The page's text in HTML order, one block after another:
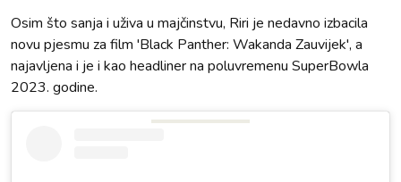
Osim što sanja i uživa u majčinstvu, Riri je nedavno izbacila
novu pjesmu za film 'Black Panther: Wakanda Zauvijek', a
najavljena i je i kao headliner na poluvremenu SuperBowla
2023. godine.